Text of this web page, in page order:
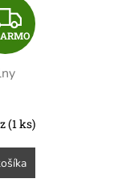
Z
A
A
R
(1 ks)